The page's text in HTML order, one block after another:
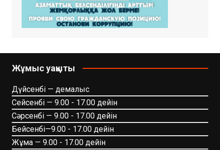
Жұмыс уақыты
Дүйсенбі — демалыс
Сейсенбі — 9.00 - 17.00 дейін
Сәрсенбі — 9.00 - 17.00 дейін
Бейсенбі—9.00 - 17.00 дейін
Жұма — 9.00 - 17.00 дейін